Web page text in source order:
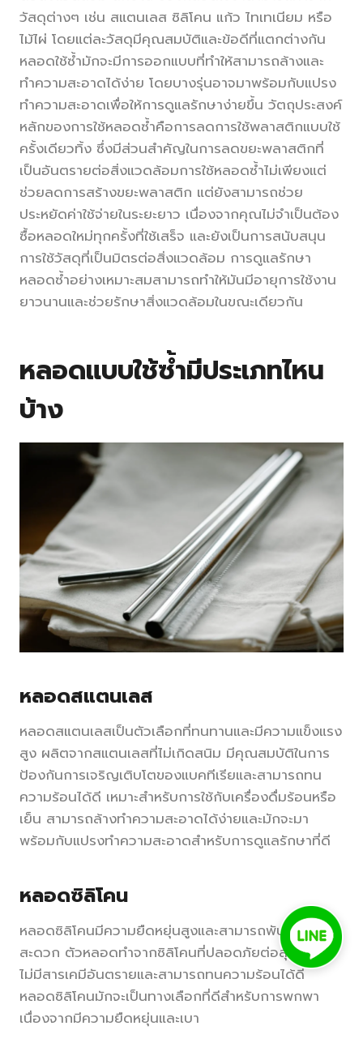
วัสดุต่างๆ เช่น สแตนเลส ซิลิโคน แก้ว ไทเทเนียม หรือ
ไม้ไผ่ โดยแต่ละวัสดุมีคุณสมบัติและข้อดีที่แตกต่างกัน
หลอดใช้ซ้ำมักจะมีการออกแบบที่ทำให้สามารถล้างและ
ทำความสะอาดได้ง่าย โดยบางรุ่นอาจมาพร้อมกับแปรง
ทำความสะอาดเพื่อให้การดูแลรักษาง่ายขึ้น วัตถุประสงค์
หลักของการใช้หลอดซ้ำคือการลดการใช้พลาสติกแบบใช้
ครั้งเดียวทิ้ง ซึ่งมีส่วนสำคัญในการลดขยะพลาสติกที่
เป็นอันตรายต่อสิ่งแวดล้อมการใช้หลอดซ้ำไม่เพียงแต่
ช่วยลดการสร้างขยะพลาสติก แต่ยังสามารถช่วย
ประหยัดค่าใช้จ่ายในระยะยาว เนื่องจากคุณไม่จำเป็นต้อง
ซื้อหลอดใหม่ทุกครั้งที่ใช้เสร็จ และยังเป็นการสนับสนุน
การใช้วัสดุที่เป็นมิตรต่อสิ่งแวดล้อม การดูแลรักษา
หลอดซ้ำอย่างเหมาะสมสามารถทำให้มันมีอายุการใช้งาน
ยาวนานและช่วยรักษาสิ่งแวดล้อมในขณะเดียวกัน
หลอดแบบใช้ซ้ำมีประเภทไหน
บ้าง
หลอดสแตนเลส
หลอดสแตนเลสเป็นตัวเลือกที่ทนทานและมีความแข็งแรง
สูง ผลิตจากสแตนเลสที่ไม่เกิดสนิม มีคุณสมบัติในการ
ป้องกันการเจริญเติบโตของแบคทีเรียและสามารถทน
ความร้อนได้ดี เหมาะสำหรับการใช้กับเครื่องดื่มร้อนหรือ
เย็น สามารถล้างทำความสะอาดได้ง่ายและมักจะมา
พร้อมกับแปรงทำความสะอาดสำหรับการดูแลรักษาที่ดี
หลอดซิลิโคน
หลอดซิลิโคนมีความยืดหยุ่นสูงและสามารถพับเก็บได้
สะดวก ตัวหลอดทำจากซิลิโคนที่ปลอดภัยต่อสุขภาพ
ไม่มีสารเคมีอันตรายและสามารถทนความร้อนได้ดี
หลอดซิลิโคนมักจะเป็นทางเลือกที่ดีสำหรับการพกพา
เนื่องจากมีความยืดหยุ่นและเบา